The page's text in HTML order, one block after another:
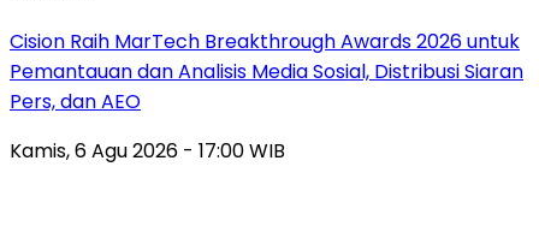
Cision Raih MarTech Breakthrough Awards 2026 untuk
Pemantauan dan Analisis Media Sosial, Distribusi Siaran
Pers, dan AEO
Kamis, 6 Agu 2026 - 17:00 WIB